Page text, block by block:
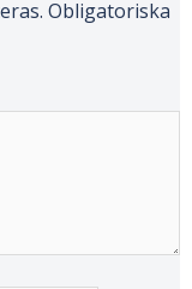
Obligatoriska